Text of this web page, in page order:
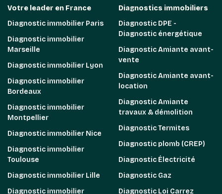
Votre leader en France
Diagnostic immobilier Paris
Diagnostic immobilier
Marseille
Diagnostic immobilier Lyon
Diagnostic immobilier
Bordeaux
Diagnostic immobilier
Montpellier
Diagnostic immobilier Nice
Diagnostic immobilier
Toulouse
Diagnostic immobilier Lille
Diagnostic immobilier
Diagnostics immobiliers
Diagnostic DPE -
Diagnostic énergétique
Diagnostic Amiante avant-
vente
Diagnostic Amiante avant-
location
Diagnostic Amiante
travaux & démolition
Diagnostic Termites
Diagnostic plomb (CREP)
Diagnostic Électricité
Diagnostic Gaz
Diagnostic Loi Carrez